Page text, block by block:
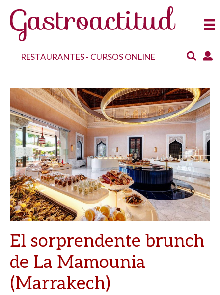
RESTAURANTES- CURSOS ONLINE
El sorprendente brunch
de La Mamounia
(Marrakech)